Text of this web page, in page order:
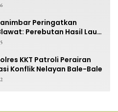
Peringatkan
Perebutan Hasil Laut
KKT Patroli Perairan
Konflik Nelayan Bale-Bale